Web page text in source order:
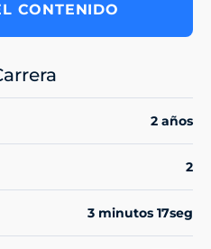
CONTENIDO
2 años
2
3 minutos 17seg